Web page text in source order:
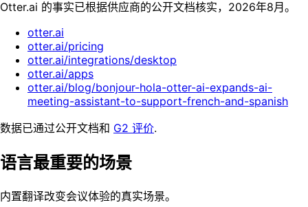
Otter.ai 的事实已根据供应商的公开文档核实，2026年8月。
otter.ai
otter.ai/pricing
otter.ai/integrations/desktop
otter.ai/apps
otter.ai/blog/bonjour-hola-otter-ai-expands-ai-
meeting-assistant-to-support-french-and-spanish
数据已通过公开文档和 G2 评价.
语言最重要的场景
内置翻译改变会议体验的真实场景。